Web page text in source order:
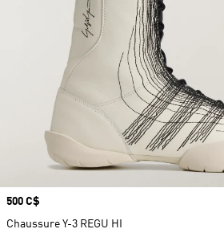
Prix
500 C$
Chaussure Y-3 REGU HI